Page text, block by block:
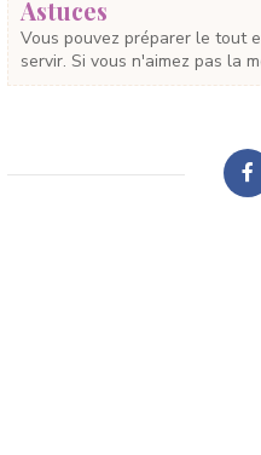
Astuces
Vous pouvez préparer le tout en avance et laisser au frigo en attendant de
servir. Si vous n'aimez pas la